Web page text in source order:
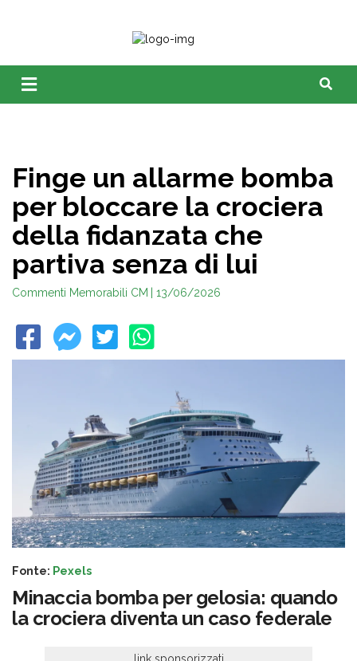
Finge un allarme bomba
per bloccare la crociera
della fidanzata che
partiva senza di lui
Commenti Memorabili CM | 13/06/2026
Fonte: Pexels
Minaccia bomba per gelosia: quando
la crociera diventa un caso federale